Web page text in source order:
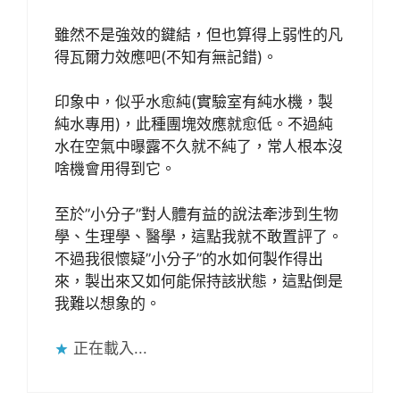
雖然不是強效的鍵結，但也算得上弱性的凡
得瓦爾力效應吧(不知有無記錯)。
印象中，似乎水愈純(實驗室有純水機，製
純水專用)，此種團塊效應就愈低。不過純
水在空氣中曝露不久就不純了，常人根本沒
啥機會用得到它。
至於”小分子”對人體有益的說法牽涉到生物
學、生理學、醫學，這點我就不敢置評了。
不過我很懷疑”小分子”的水如何製作得出
來，製出來又如何能保持該狀態，這點倒是
我難以想象的。
正在載入...